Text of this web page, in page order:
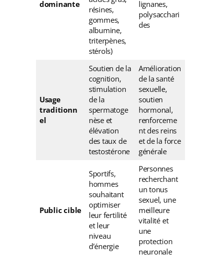
dominante
résines,
gommes,
albumine,
triterpènes,
stérols)
lignanes,
polysacchari
des
Usage
traditionn
el
Soutien de la
cognition,
stimulation
de la
spermatoge
nèse et
élévation
des taux de
testostérone
Amélioration
de la santé
sexuelle,
soutien
hormonal,
renforceme
nt des reins
et de la force
générale
Public cible
Sportifs,
hommes
souhaitant
optimiser
leur fertilité
et leur
niveau
d’énergie
Personnes
recherchant
un tonus
sexuel, une
meilleure
vitalité et
une
protection
neuronale